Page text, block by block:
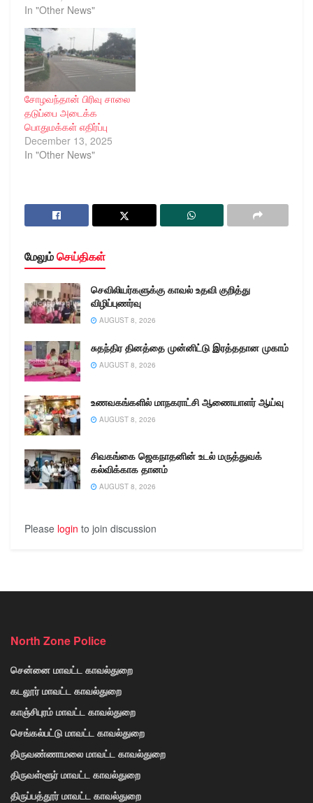
In "Other News"
சோழவந்தான் பிரிவு சாலை
தடுப்பை அடைக்க
பொதுமக்கள் எதிர்ப்பு
December 13, 2025
In "Other News"
மேலும்செய்திகள்
செவிலியர்களுக்கு காவல் உதவி குறித்து
விழிப்புணர்வு
AUGUST 8, 2026
சுதந்திர தினத்தை முன்னிட்டு இரத்ததான முகாம்
AUGUST 8, 2026
உணவகங்களில் மாநகராட்சி ஆணையாளர் ஆய்வு
AUGUST 8, 2026
சிவகங்கை ஜெகநாதனின் உடல் மருத்துவக்
கல்விக்காக தானம்
AUGUST 8, 2026
Please login to join discussion
North Zone Police
சென்னை மாவட்ட காவல்துறை
கடலூர் மாவட்ட காவல்துறை
காஞ்சிபுரம் மாவட்ட காவல்துறை
செங்கல்பட்டு மாவட்ட காவல்துறை
திருவண்ணாமலை மாவட்ட காவல்துறை
திருவள்ளூர் மாவட்ட காவல்துறை
திருப்பத்தூர் மாவட்ட காவல்துறை